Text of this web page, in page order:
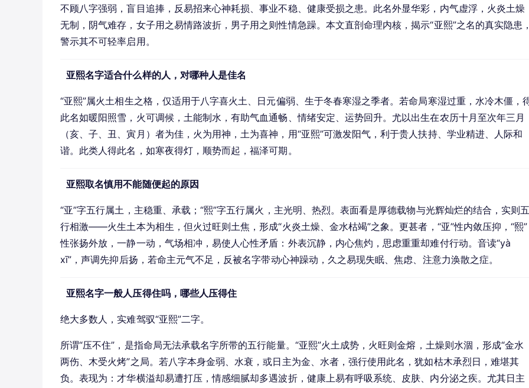
不顾八字强弱，盲目追捧，反易招来心神耗损、事业不稳、健康受损之患。此名外显华彩，内气虚浮，火炎土燥
无制，阴气难存，女子用之易情路波折，男子用之则性情急躁。本文直剖命理内核，揭示“亚熙”之名的真实隐患
警示其不可轻率启用。
亚熙名字适合什么样的人，对哪种人是佳名
“亚熙”属火土相生之格，仅适用于八字喜火土、日元偏弱、生于冬春寒湿之季者。若命局寒湿过重，水冷木僵，
此名如暖阳照雪，火可调候，土能制水，有助气血通畅、情绪安定、运势回升。尤以出生在农历十月至次年三月
（亥、子、丑、寅月）者为佳，火为用神，土为喜神，用“亚熙”可激发阳气，利于贵人扶持、学业精进、人际和
谐。此类人得此名，如寒夜得灯，顺势而起，福泽可期。
亚熙取名慎用不能随便起的原因
“亚”字五行属土，主稳重、承载；“熙”字五行属火，主光明、热烈。表面看是厚德载物与光辉灿烂的结合，实则
行相激——火生土本为相生，但火过旺则土焦，形成“火炎土燥、金水枯竭”之象。更甚者，“亚”性内敛压抑，“熙”
性张扬外放，一静一动，气场相冲，易使人心性矛盾：外表沉静，内心焦灼，思虑重重却难付行动。音读“yà
xī”，声调先抑后扬，若命主元气不足，反被名字带动心神躁动，久之易现失眠、焦虑、注意力涣散之症。
亚熙名字一般人压得住吗，哪些人压得住
绝大多数人，实难驾驭“亚熙”二字。
所谓“压不住”，是指命局无法承载名字所带的五行能量。“亚熙”火土成势，火旺则金熔，土燥则水涸，形成“金水
两伤、木受火烤”之局。若八字本身金弱、水衰，或日主为金、水者，强行使用此名，犹如枯木承烈日，难堪其
负。表现为：才华横溢却易遭打压，情感细腻却多遇波折，健康上易有呼吸系统、皮肤、内分泌之疾。尤其日主